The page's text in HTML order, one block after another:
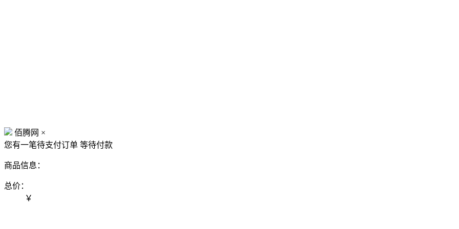
佰腾网 ×
您有一笔待支付订单 等待付款
商品信息：
总价：
￥